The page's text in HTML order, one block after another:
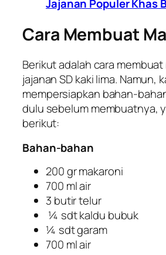
Jajanan Populer Khas
Cara Membuat
Berikut adalah cara membuat
jajanan SD kaki lima. Namun,
mempersiapkan bahan-
dulu sebelum membuatnya,
berikut:
Bahan-bahan
200 gr makaroni
700 ml air
3 butir telur
¼ sdt kaldu bubuk
¼ sdt garam
700 ml air